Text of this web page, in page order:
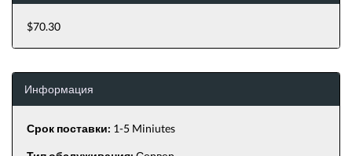
$70.30
Информация
Срок поставки: 1-5 Miniutes